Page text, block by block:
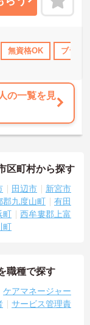
取得実績あり
無資格OK ブラン
の一覧を見
区町村から探す
田辺市
新宮市
郡九度山町
有田
町
西牟婁郡上富
町
職種で探す
ケアマネージャー
サービス管理責